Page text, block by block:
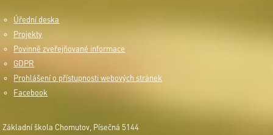
Úřední deska
Projekty
Povinně zveřejňované informace
GDPR
Prohlášení o přístupnosti webových stránek
Facebook
Základní škola Chomutov, Písečná 5144